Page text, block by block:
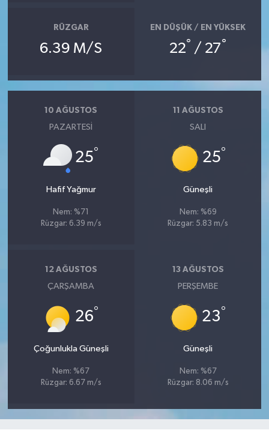
RÜZGAR
6.39 M/S
EN DÜŞÜK / EN YÜKSEK
22° / 27°
10 AĞUSTOS
PAZARTESI
25°
Hafif Yağmur
Nem: %71
Rüzgar: 6.39 m/s
11 AĞUSTOS
SALI
25°
Güneşli
Nem: %69
Rüzgar: 5.83 m/s
12 AĞUSTOS
ÇARŞAMBA
26°
Çoğunlukla Güneşli
Nem: %67
Rüzgar: 6.67 m/s
13 AĞUSTOS
PERŞEMBE
23°
Güneşli
Nem: %67
Rüzgar: 8.06 m/s